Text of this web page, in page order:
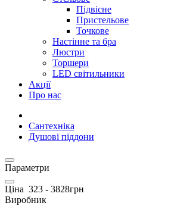
Підвісне
Пристельове
Точкове
Настінне та бра
Люстри
Торшери
LED світильники
Акції
Про нас
Сантехніка
Душові піддони
Параметри
Ціна 323 - 3828грн
Виробник